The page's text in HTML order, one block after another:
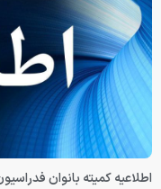
اطلاعیه کمیته بانوان